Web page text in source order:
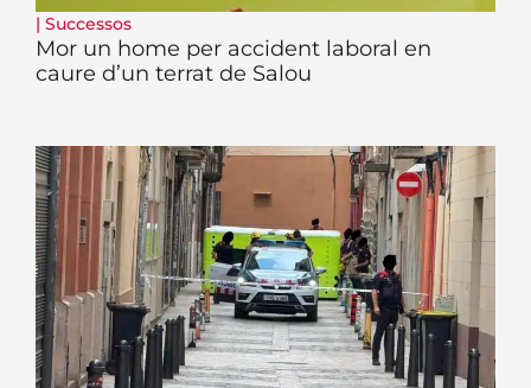
| Successos
Mor un home per accident laboral en
caure d’un terrat de Salou